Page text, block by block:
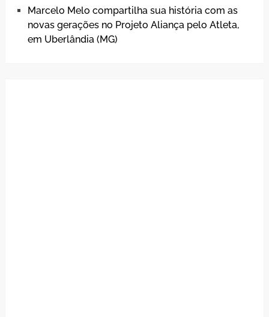
Marcelo Melo compartilha sua história com as
novas gerações no Projeto Aliança pelo Atleta,
em Uberlândia (MG)